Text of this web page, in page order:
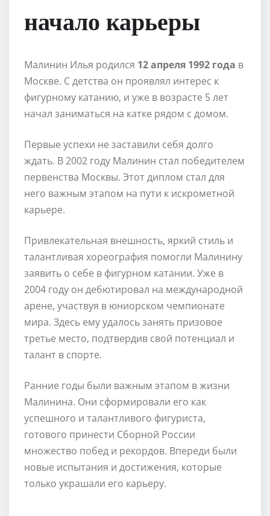
начало карьеры
Малинин Илья родился 12 апреля 1992 года в
Москве. С детства он проявлял интерес к
фигурному катанию, и уже в возрасте 5 лет
начал заниматься на катке рядом с домом.
Первые успехи не заставили себя долго
ждать. В 2002 году Малинин стал победителем
первенства Москвы. Этот диплом стал для
него важным этапом на пути к искрометной
карьере.
Привлекательная внешность, яркий стиль и
талантливая хореография помогли Малинину
заявить о себе в фигурном катании. Уже в
2004 году он дебютировал на международной
арене, участвуя в юниорском чемпионате
мира. Здесь ему удалось занять призовое
третье место, подтвердив свой потенциал и
талант в спорте.
Ранние годы были важным этапом в жизни
Малинина. Они сформировали его как
успешного и талантливого фигуриста,
готового принести Сборной России
множество побед и рекордов. Впереди были
новые испытания и достижения, которые
только украшали его карьеру.